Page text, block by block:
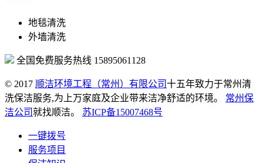
地毯清洗
外墙清洗
全国免费服务热线 15895061128
© 2017 顺洁环境工程（常州）有限公司十五年致力于常州清
洗保洁服务,为上万家庭及企业带来洁净舒适的环境。 常州保
洁公司就找顺洁。 苏ICP备15007468号
一键拨号
服务项目